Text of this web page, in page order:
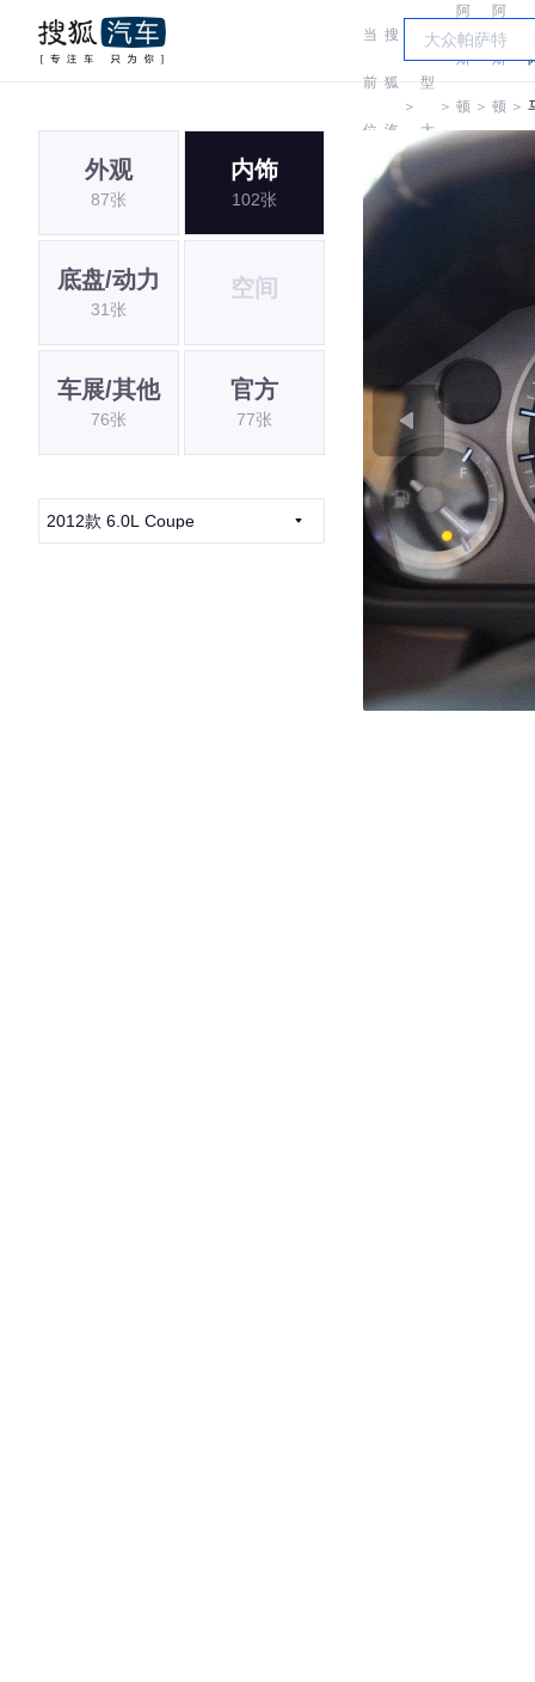
当
前
位
置:
搜
狐
汽
车
＞
车
型
大
＞
阿
斯
顿 ＞
阿
斯
顿 ＞
外观
87张
内饰
102张
底盘/动力
31张
空间
车展/其他
76张
官方
77张
2012款 6.0L Coupe